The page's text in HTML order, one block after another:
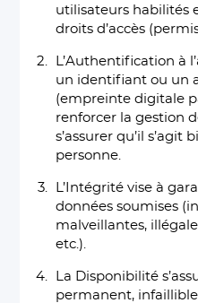
utilisateurs habilités
droits d’accès
L’Authentification à
un identifiant ou un
(empreinte digitale
renforcer la gestion
s’assurer qu’il s’agit
personne.
L’Intégrité vise à
données soumises
malveillantes,
etc.).
La Disponibilité
permanent,